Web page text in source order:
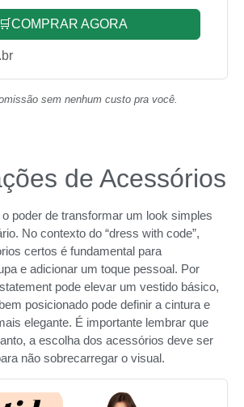
🛒COMPRAR AGORA
sem nenhum custo pra você.
de Acessórios
poder de transformar um look simples
No contexto do “dress with code”,
certos é fundamental para
e adicionar um toque pessoal. Por
pode elevar um vestido básico,
posicionado pode definir a cintura e
elegante. É importante lembrar que
a escolha dos acessórios deve ser
não sobrecarregar o visual.